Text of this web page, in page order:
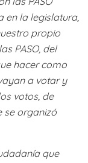
en la legislatura,
propio
PASO, del
hacer como
a votar y
votos, de
se organizó
que